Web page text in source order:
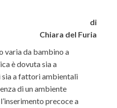
di
Chiara del Furia
varia da bambino a
è dovuta sia a
a fattori ambientali
di un ambiente
precoce a